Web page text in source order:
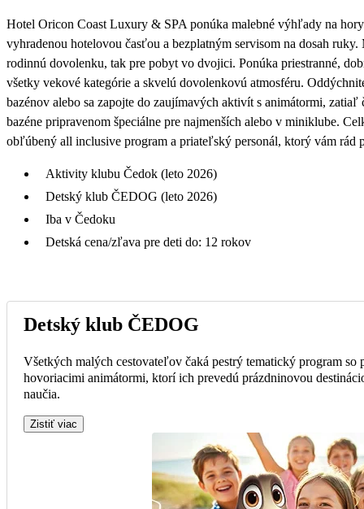
31
535
Hotel Oricon Coast Luxury & SPA ponúka malebné výhľady na hory
vyhradenou hotelovou časťou a bezplatným servisom na dosah
rodinnú dovolenku, tak pre pobyt vo dvojici. Ponúka priestranné,
všetky vekové kategórie a skvelú dovolenkovú atmosféru.
bazénov alebo sa zapojte do zaujímavých aktivít s animátormi, zatiaľ
bazéne pripravenom špeciálne pre najmenších alebo v miniklube.
obľúbený all inclusive program a priateľský personál, ktorý vám rád
Aktivity klubu Čedok (leto 2026)
Detský klub ČEDOG (leto 2026)
Iba v Čedoku
Detská cena/zľava pre deti do: 12 rokov
Detský klub ČEDOG
Všetkých malých cestovateľov čaká pestrý tematický program so
hovoriacimi animátormi, ktorí ich prevedú prázdninovou
naučia.
Zistiť viac